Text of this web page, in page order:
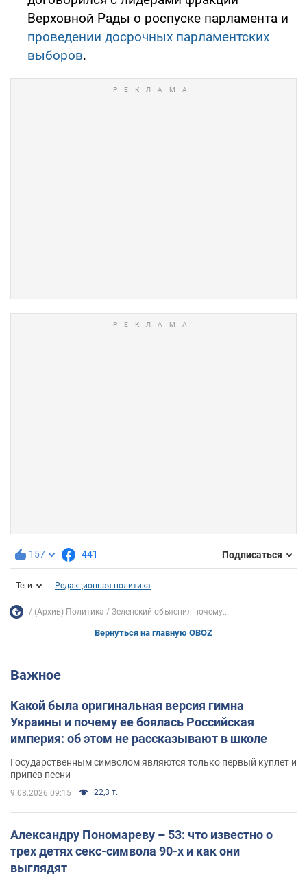
Верховной Рады о роспуске парламента и
проведении досрочных парламентских
выборов.
157 441 Подписаться
Теги Редакционная политика
(Архив) Политика Зеленский объяснил почему...
Вернуться на главную OBOZ
Важное
Какой была оригинальная версия гимна
Украины и почему ее боялась Российская
империя: об этом не рассказывают в школе
Государственным символом являются только первый куплет и
припев песни
9.08.2026 09:15 22,3 т.
Александру Пономареву – 53: что известно о
трех детях секс-символа 90-х и как они
выглядят